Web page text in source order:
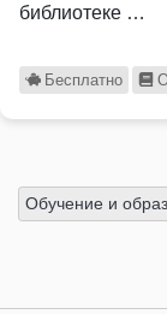
библиотеке …
Бесплатно
Обучение и